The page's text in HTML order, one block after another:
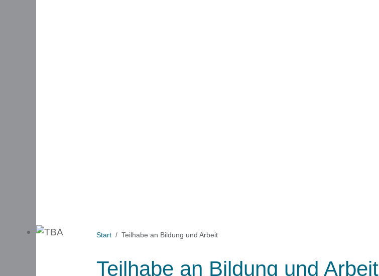
Start Teilhabe an Bildung und Arbeit
Teilhabe an Bildung und Arbeit